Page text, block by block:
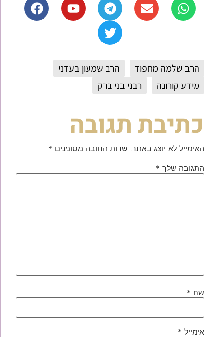
הרב שלמה מחפוד
הרב שמעון בעדני
מידע קורונה
רבני בני ברק
כתיבת תגובה
האימייל לא יוצג באתר. שדות החובה מסומנים *
התגובה שלך *
שם *
אימייל *